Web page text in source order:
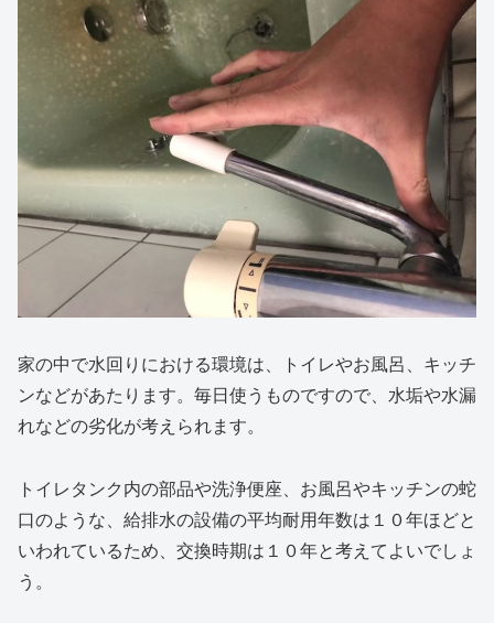
家の中で水回りにおける環境は、トイレやお風呂、キッチ
ンなどがあたります。毎日使うものですので、水垢や水漏
れなどの劣化が考えられます。
トイレタンク内の部品や洗浄便座、お風呂やキッチンの蛇
口のような、給排水の設備の平均耐用年数は１０年ほどと
いわれているため、交換時期は１０年と考えてよいでしょ
う。